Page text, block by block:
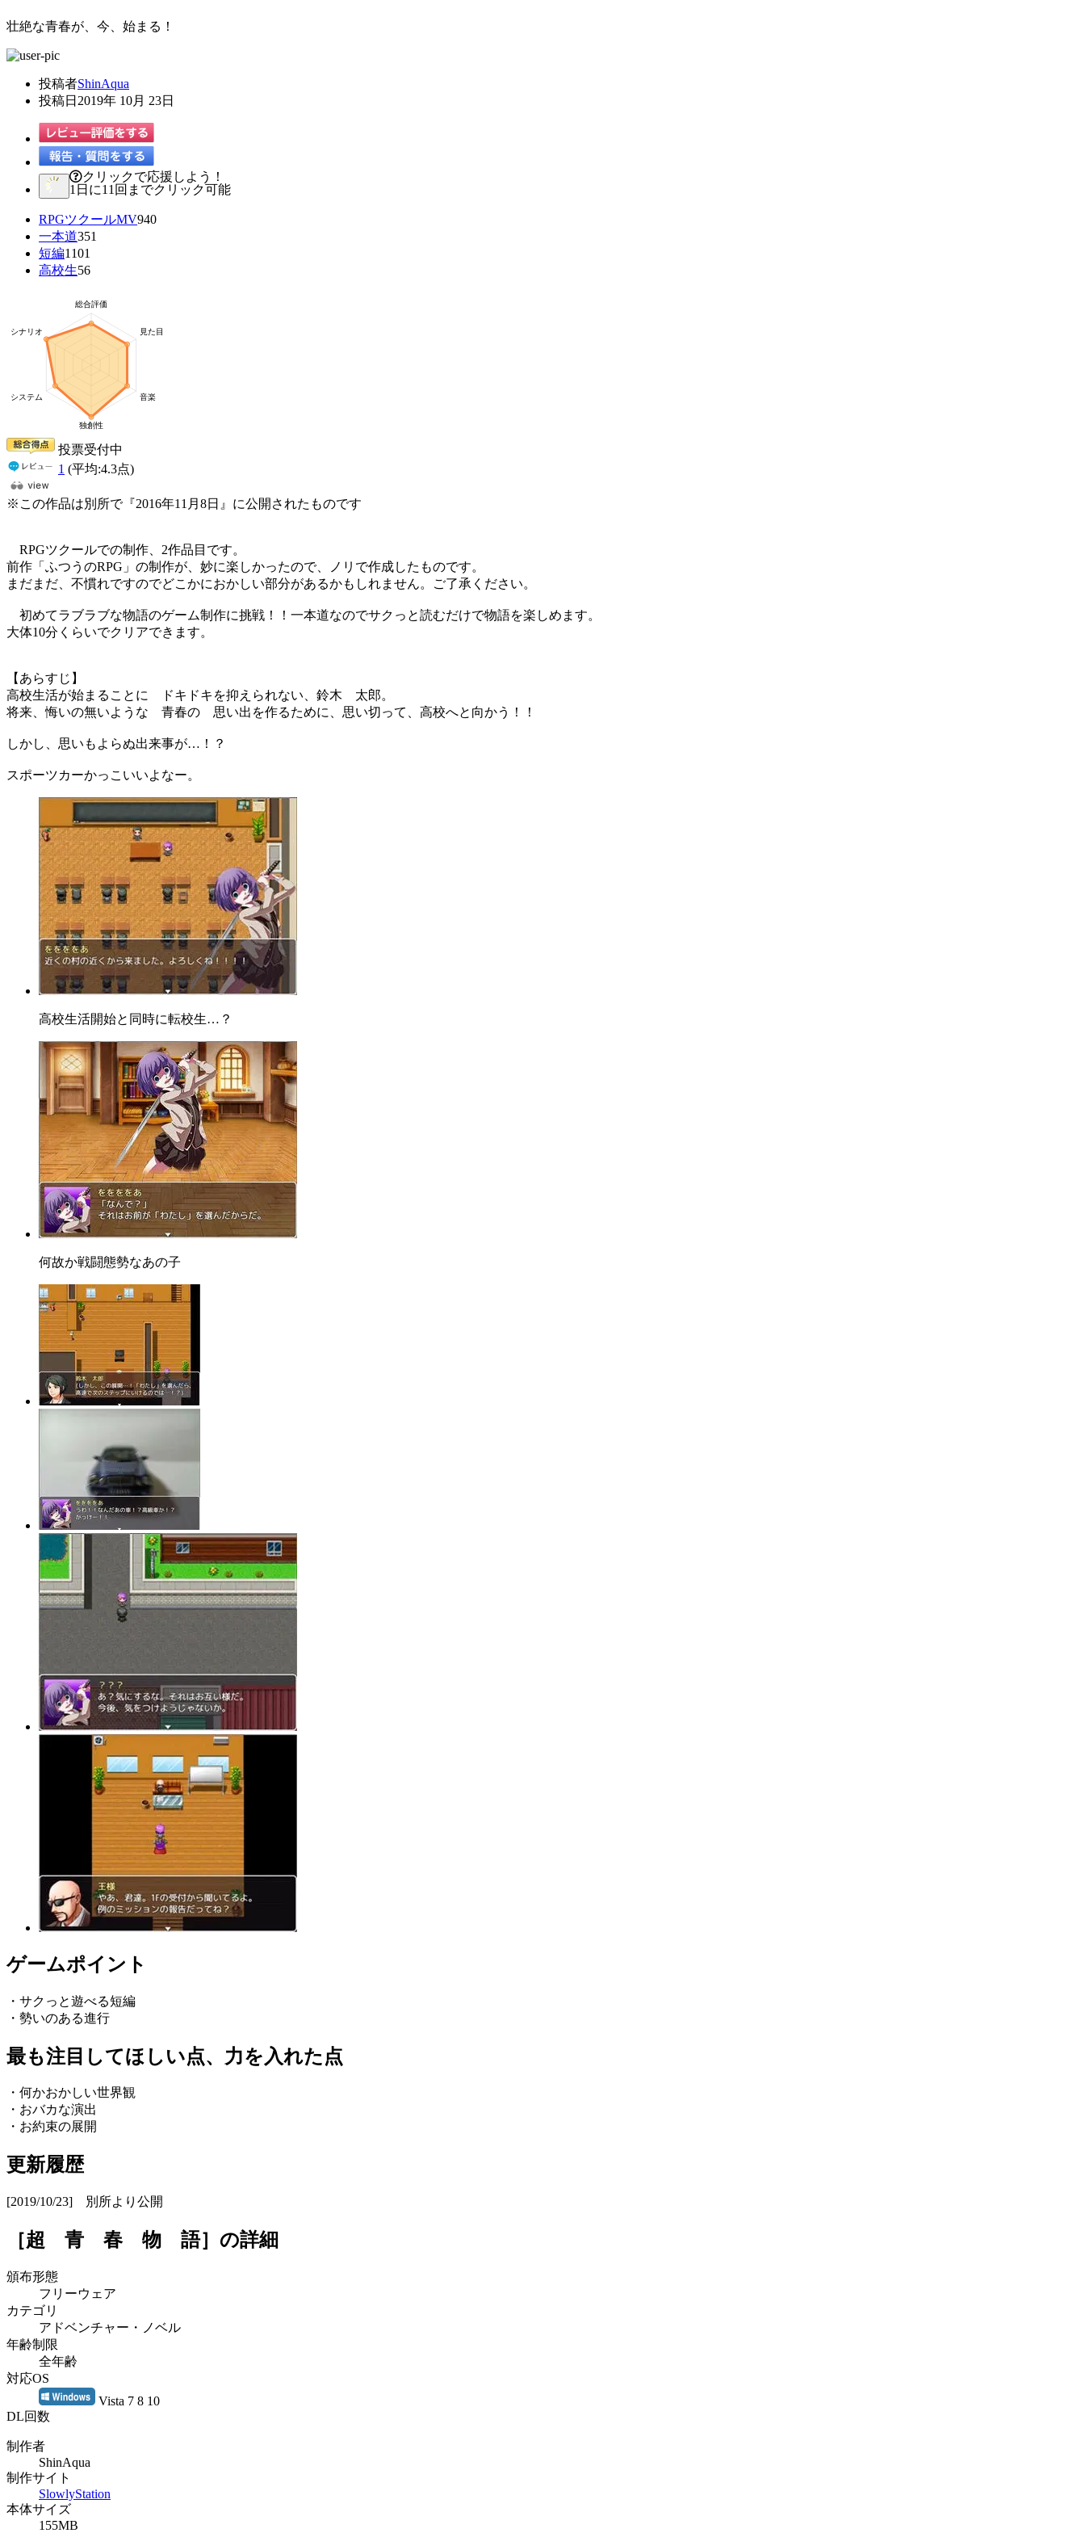
壮絶な青春が、今、始まる！
投稿者ShinAqua
投稿日 2019年 10月 23日
クリックで応援しよう！
1日に11回までクリック可能
RPGツクールMV940
一本道351
短編1101
高校生56
投票受付中
1 (平均:4.3点)
※この作品は別所で『2016年11月8日』に公開されたものです
RPGツクールでの制作、2作品目です。
前作「ふつうのRPG」の制作が、妙に楽しかったので、ノリで作成したものです。
まだまだ、不慣れですのでどこかにおかしい部分があるかもしれません。ご了承ください。
初めてラブラブな物語のゲーム制作に挑戦！！一本道なのでサクっと読むだけで物語を楽しめます。
大体10分くらいでクリアできます。
【あらすじ】
高校生活が始まることに ドキドキを抑えられない、鈴木 太郎。
将来、悔いの無いような 青春の 思い出を作るために、思い切って、高校へと向かう！！
しかし、思いもよらぬ出来事が…！？
スポーツカーかっこいいよなー。
高校生活開始と同時に転校生…？
何故か戦闘態勢なあの子
ゲームポイント
・サクっと遊べる短編
・勢いのある進行
最も注目してほしい点、力を入れた点
・何かおかしい世界観
・おバカな演出
・お約束の展開
更新履歴
[2019/10/23] 別所より公開
［超 青 春 物 語］ の詳細
頒布形態
フリーウェア
カテゴリ
アドベンチャー・ノベル
年齢制限
全年齢
対応OS
Vista 7 8 10
DL回数
制作者
ShinAqua
制作サイト
SlowlyStation
本体サイズ
155MB